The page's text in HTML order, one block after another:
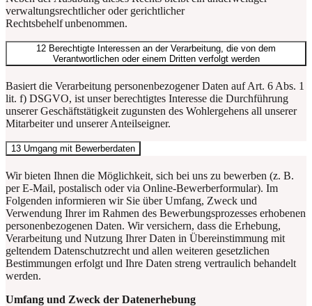
verwaltungsrechtlicher oder gerichtlicher
Rechtsbehelf unbenommen.
12 Berechtigte Interessen an der Verarbeitung, die von dem
Verantwortlichen oder einem Dritten verfolgt werden
Basiert die Verarbeitung personenbezogener Daten aufArt. 6 Abs. 1
lit. f) DSGVO, ist unser berechtigtes Interesse die Durchführung
unserer Geschäftstätigkeit zugunsten des Wohlergehens all unserer
Mitarbeiter und unserer Anteilseigner.
13 Umgang mit Bewerberdaten
Wir bieten Ihnen die Möglichkeit, sich bei uns zu bewerben (z. B.
per E-Mail, postalisch oder via Online-Bewerberformular). Im
Folgenden informieren wir Sie über Umfang, Zweck und
Verwendung Ihrer im Rahmen des Bewerbungsprozesses erhobenen
personenbezogenen Daten. Wir versichern, dass die Erhebung,
Verarbeitung und Nutzung Ihrer Daten in Übereinstimmung mit
geltendem Datenschutzrecht und allen weiteren gesetzlichen
Bestimmungen erfolgt und Ihre Daten streng vertraulich behandelt
werden.
Umfang und Zweck der Datenerhebung